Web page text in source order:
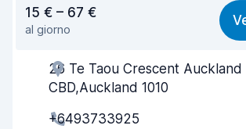
Facile da trovare
Gentilezza degli agenti
15 € – 67 €
al giorno
26 Te Taou Crescent Auckland
CBD,Auckland 1010
+6493733925